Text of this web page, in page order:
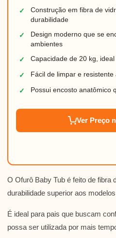
✓
Construção em fibra de
durabilidade
✓
Design moderno que se
ambientes
✓ Capacidade de 20 kg,
✓ Fácil de limpar e
✓ Possui encosto anatômico
Ver Preço
O Ofurô Baby Tub é feito de fibra
durabilidade superior aos
É ideal para pais que buscam
possa ser utilizada por mais